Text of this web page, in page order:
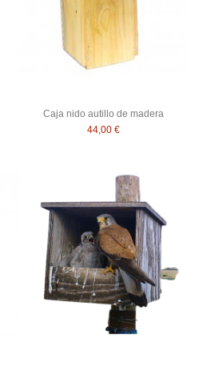
Caja nido autillo de madera
44,00 €